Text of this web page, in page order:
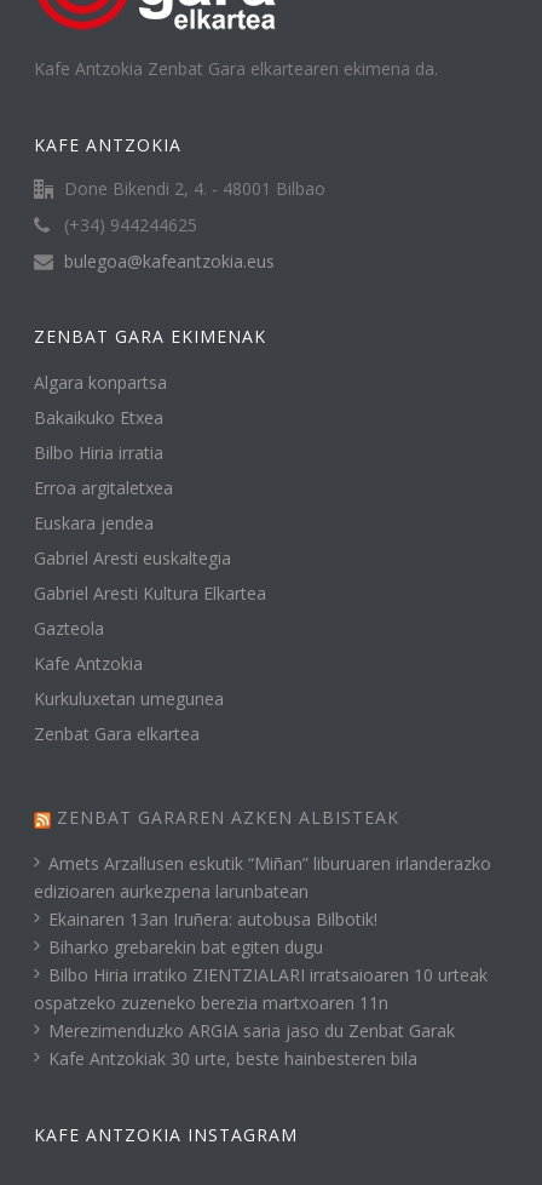
Kafe Antzokia Zenbat Gara elkartearen ekimena da.
KAFE ANTZOKIA
Done Bikendi 2, 4. - 48001 Bilbao
(+34) 944244625
bulegoa@kafeantzokia.eus
ZENBAT GARA EKIMENAK
Algara konpartsa
Bakaikuko Etxea
Bilbo Hiria irratia
Erroa argitaletxea
Euskara jendea
Gabriel Aresti euskaltegia
Gabriel Aresti Kultura Elkartea
Gazteola
Kafe Antzokia
Kurkuluxetan umegunea
Zenbat Gara elkartea
ZENBAT GARAREN AZKEN ALBISTEAK
Amets Arzallusen eskutik “Miñan” liburuaren irlanderazko
edizioaren aurkezpena larunbatean
Ekainaren 13an Iruñera: autobusa Bilbotik!
Biharko grebarekin bat egiten dugu
Bilbo Hiria irratiko ZIENTZIALARI irratsaioaren 10 urteak
ospatzeko zuzeneko berezia martxoaren 11n
Merezimenduzko ARGIA saria jaso du Zenbat Garak
Kafe Antzokiak 30 urte, beste hainbesteren bila
KAFE ANTZOKIA INSTAGRAM